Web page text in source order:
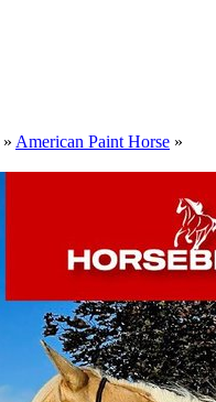
» American Paint Horse »